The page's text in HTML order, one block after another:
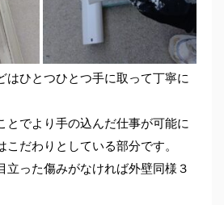
はひとつひとつ手に取って丁寧に
とでより手の込んだ仕事が可能に
だわりとしている部分です。
立った傷みがなければ外壁同様３